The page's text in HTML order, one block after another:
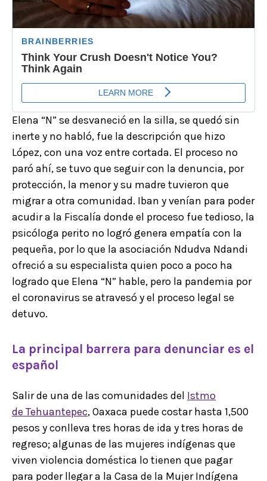
Elena “N” se desvaneció en la silla, se quedó sin
inerte y no habló, fue la descripción que hizo
López, con una voz entre cortada. El proceso no
paró ahí, se tuvo que seguir con la denuncia, por
protección, la menor y su madre tuvieron que
migrar a otra comunidad. Iban y venían para poder
acudir a la Fiscalía donde el proceso fue tedioso, la
psicóloga perito no logró genera empatía con la
pequeña, por lo que la asociación Ndudva Ndandi
ofreció a su especialista quien poco a poco ha
logrado que Elena “N” hable, pero la pandemia por
el coronavirus se atravesó y el proceso legal se
detuvo.
La principal barrera para denunciar es el
español
Salir de una de las comunidades del Istmo
de Tehuantepec, Oaxaca puede costar hasta 1,500
pesos y conlleva tres horas de ida y tres horas de
regreso; algunas de las mujeres indígenas que
viven violencia doméstica lo tienen que pagar
para poder llegar a la Casa de la Mujer Indígena